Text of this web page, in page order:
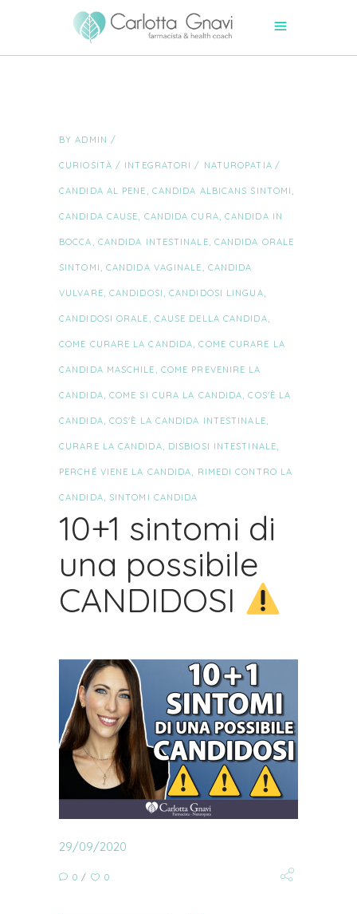
BYADMIN
CURIOSITÀ / INTEGRATORI / NATUROPATIA
CANDIDA AL PENE , CANDIDA ALBICANS SINTOMI ,
CANDIDA CAUSE, CANDIDA CURA, CANDIDA IN
BOCCA , CANDIDA INTESTINALE, CANDIDA ORALE
SINTOMI , CANDIDA VAGINALE , CANDIDA
VULVARE, CANDIDOSI ,CANDIDOSI LINGUA,
CANDIDOSI ORALE , CAUSE DELLA CANDIDA,
COME CURARE LA CANDIDA,COME CURARE LA
CANDIDA MASCHILE , COME PREVENIRE LA
CANDIDA, COME SI CURA LA CANDIDA,COS'È LA
CANDIDA, COS'È LA CANDIDA INTESTINALE,
CURARE LA CANDIDA, DISBIOSI INTESTINALE,
PERCHÉ VIENE LA CANDIDA, RIMEDI CONTRO LA
CANDIDA, SINTOMI CANDIDA
10+1 sintomi di
una possibile
CANDIDOSI
29/09/2020
0 0